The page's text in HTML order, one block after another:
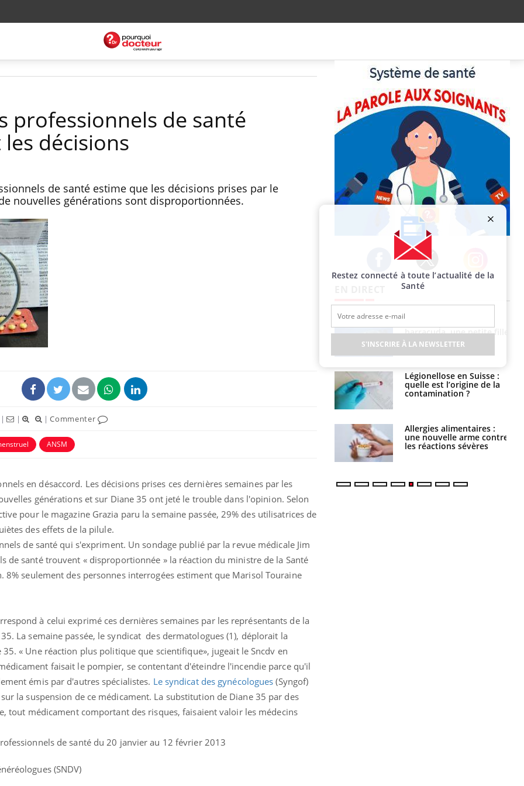
professionnels de santé
décisions
de santé estime que les décisions prises par le
nouvelles générations sont disproportionnées.
| | |Commenter
ANSM
en désaccord. Les décisions prises ces dernières semaines par les
générations et sur Diane 35 ont jeté le trouble dans l'opinion. Selon
pour le magazine Grazia paru la semaine passée, 29% des utilisatrices de
des effets de la pilule.
de santé qui s'expriment. Un sondage publié par la revue médicale Jim
de santé trouvent « disproportionnée » la réaction du ministre de la Santé
8% seulement des personnes interrogées estiment que Marisol Touraine
à celui exprimé ces dernières semaines par les représentants de la
La semaine passée, le syndicat des dermatologues (1), déplorait la
« Une réaction plus politique que scientifique», jugeait le Sncdv en
faisait le pompier, se contentant d'éteindre l'incendie parce qu'il
émis par d'autres spécialistes. Le syndicat des gynécologues (Syngof)
la suspension de ce médicament. La substitution de Diane 35 par des
tout médicament comportant des risques, faisaient valoir les médecins
de santé du 20 janvier au 12 février 2013
(SNDV)
Facebook Twitter Instagram
Le Viagra pourrait-il
freiner la propagation du
cancer ?
Pourquoi manger moins
de protéines pourrait
finalement être bénéfique
barracuda, une petite fille
secourue grâce à un
réflexe essentiel
Légionellose en Suisse :
quelle est l’origine de la
contamination ?
Allergies alimentaires :
une nouvelle arme contre
les réactions sévères
Restez connecté à toute l’actualité de la
Santé
S'INSCRIRE À LA NEWSLETTER